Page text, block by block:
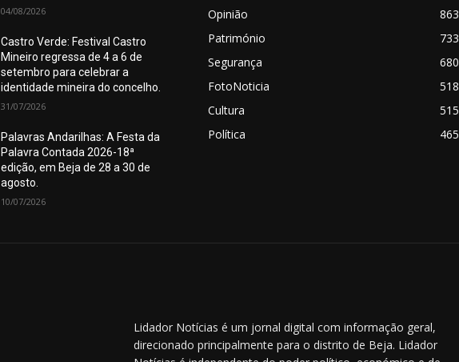
04/08/2026
Castro Verde: Festival Castro
Mineiro regressa de 4 a 6 de
setembro para celebrar a
identidade mineira do concelho.
31/07/2026
Palavras Andarilhas: A Festa da
Palavra Contada 2026-18ª
edição, em Beja de 28 a 30 de
agosto.
10/07/2026
Opinião
863
Património
733
Segurança
680
FotoNoticia
518
Cultura
515
Política
465
Lidador Notícias é um jornal digital com informação geral,
direcionado principalmente para o distrito de Beja. Lidador